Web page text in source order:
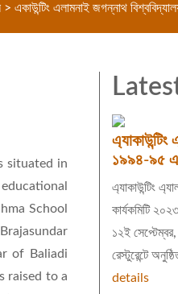
এলামনাই জগন্নাথ বিশ্ববিদ্যালয়,
situated in
School
of Baliadi
raised to a
১৯৯৪-৯৫
এ্যাকাউন্টিং
কার্যকমিটি
১২ই সেপ্টেম্বর,
রেস্টুরেন্টে
details